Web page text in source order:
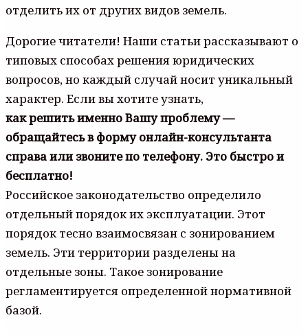
отделить их от других видов земель.
Дорогие читатели! Наши статьи рассказывают о
типовых способах решения юридических
вопросов, но каждый случай носит уникальный
характер. Если вы хотите узнать,
как решить именно Вашу проблему —
обращайтесь в форму онлайн-консультанта
справа или звоните по телефону. Это быстро и
бесплатно!
Российское законодательство определило
отдельный порядок их эксплуатации. Этот
порядок тесно взаимосвязан с зонированием
земель. Эти территории разделены на
отдельные зоны. Такое зонирование
регламентируется определенной нормативной
базой.